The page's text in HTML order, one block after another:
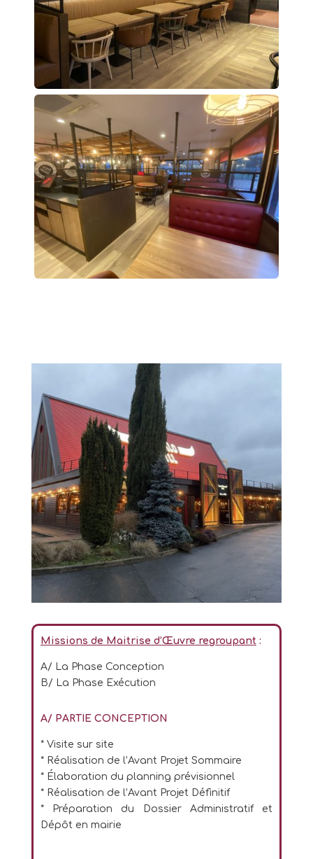
Missions de Maitrise d’Œuvre regroupant :
A/ La Phase Conception
B/ La Phase Exécution
A/ PARTIE CONCEPTION
* Visite sur site
* Réalisation de l’Avant Projet Sommaire
* Élaboration du planning prévisionnel
* Réalisation de l’Avant Projet Définitif
* Préparation du Dossier Administratif et
Dépôt en mairie